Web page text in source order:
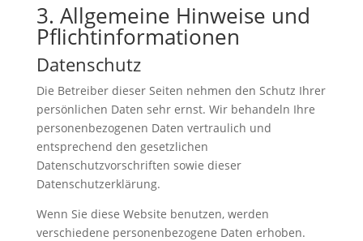
3. Allgemeine Hinweise und
Pflicht­informationen
Datenschutz
Die Betreiber dieser Seiten nehmen den Schutz Ihrer
persönlichen Daten sehr ernst. Wir behandeln Ihre
personenbezogenen Daten vertraulich und
entsprechend den gesetzlichen
Datenschutzvorschriften sowie dieser
Datenschutzerklärung.
Wenn Sie diese Website benutzen, werden
verschiedene personenbezogene Daten erhoben.